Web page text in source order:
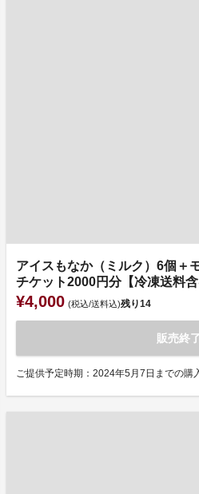
アイスもなか（ミルク）6個＋
チケット2000円分【冷凍送料含
¥4,000 (税込/送料込)残り14
販売終了
ご提供予定時期：2024年5月7日までの購